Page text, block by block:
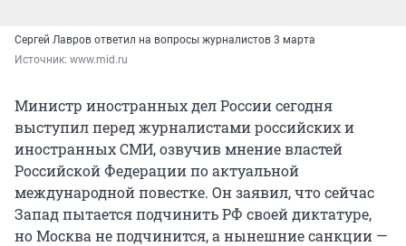
Сергей Лавров ответил на вопросы журналистов 3 марта
Источник: www.mid.ru
Министр иностранных дел России сегодня
выступил перед журналистами российских и
иностранных СМИ, озвучив мнение властей
Российской Федерации по актуальной
международной повестке. Он заявил, что сейчас
Запад пытается подчинить РФ своей диктатуре,
но Москва не подчинится, а нынешние санкции —